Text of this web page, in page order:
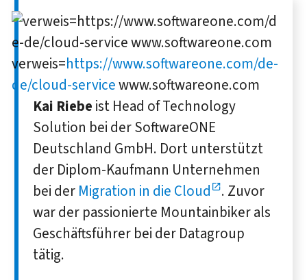
verweis=https://www.softwareone.com/de-
de/cloud-servicewww.softwareone.com
Kai Riebe ist Head of Technology
Solution bei der SoftwareONE
Deutschland GmbH. Dort unterstützt
der Diplom-Kaufmann Unternehmen
bei der Migration in die Cloud
. Zuvor
war der passionierte Mountainbiker als
Geschäftsführer bei der Datagroup
tätig.